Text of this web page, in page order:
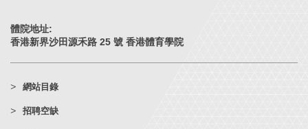
體院地址:
香港新界沙田源禾路 25 號 香港體育學院
網站目錄
招聘空缺